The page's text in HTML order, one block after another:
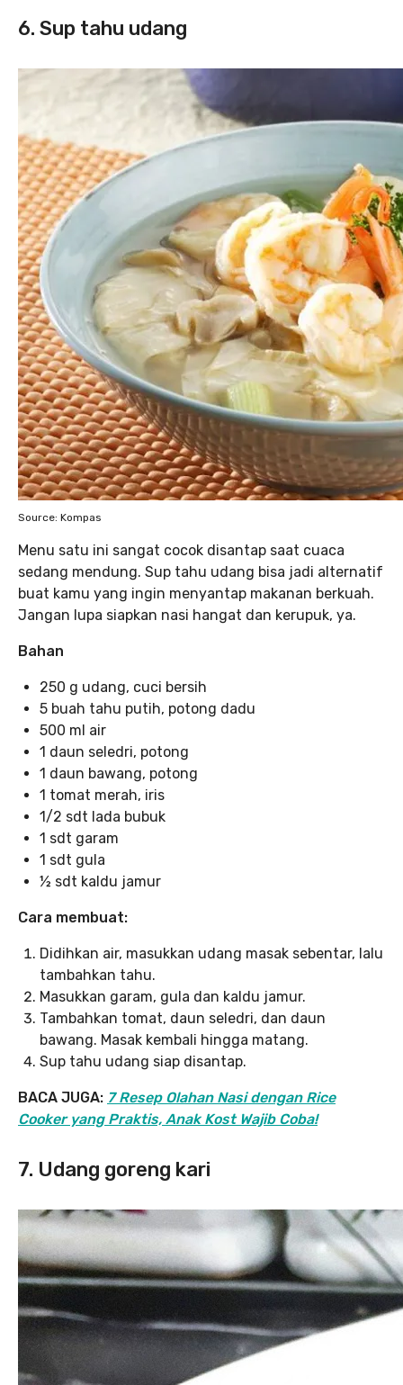
6. Sup tahu udang
Source: Kompas
Menu satu ini sangat cocok disantap saat cuaca
sedang mendung. Sup tahu udang bisa jadi alternatif
buat kamu yang ingin menyantap makanan berkuah.
Jangan lupa siapkan nasi hangat dan kerupuk, ya.
Bahan
250 g udang, cuci bersih
5 buah tahu putih, potong dadu
500 ml air
1 daun seledri, potong
1 daun bawang, potong
1 tomat merah, iris
1/2 sdt lada bubuk
1 sdt garam
1 sdt gula
½ sdt kaldu jamur
Cara membuat:
Didihkan air, masukkan udang masak sebentar, lalu
tambahkan tahu.
Masukkan garam, gula dan kaldu jamur.
Tambahkan tomat, daun seledri, dan daun
bawang. Masak kembali hingga matang.
Sup tahu udang siap disantap.
BACA JUGA: 7 Resep Olahan Nasi dengan Rice
Cooker yang Praktis, Anak Kost Wajib Coba!
7. Udang goreng kari